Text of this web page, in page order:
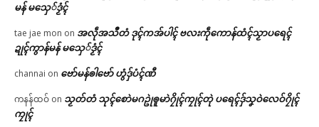
မန် မသှေ်ဒၟံၚ်
tae jae mon on အလဵုအသဳတံ ဒုၚ်ကအ်ပါၚ် ဗလးကဵုကောန်ထံၚ်သၟာပရေၚ်
ဍုၚ်ကွာန်မန် မသှေ်ဒၟံၚ်
channai on ဗော်မန်ၜါဗော် ဟွံဒှ်ပံၚ်ဏီ
ကနန်ထဝ် on သၟတ်တံ သုၚ်စောဲမဂဥုဲၜူမာဲဂၠိုၚ်ကၠုၚ်တုဲ ပရေၚ်ဒှ်သၞဝဲလေဝ်ဂၠိုၚ်
ကၠုၚ်